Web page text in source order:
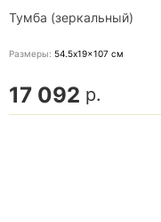
Тумба (зеркальный)
Размеры: 54.5x19x107 см
17 092 р.